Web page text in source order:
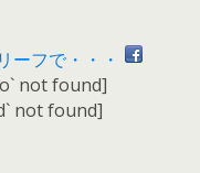
not found]
not found]